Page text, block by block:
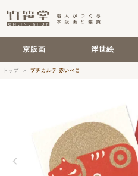
京版画 浮世絵
トップ プチカルテ 赤いべこ